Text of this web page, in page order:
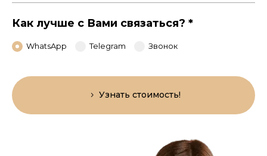
Как лучше с Вами связаться? *
WhatsApp Telegram Звонок
Узнать стоимость!